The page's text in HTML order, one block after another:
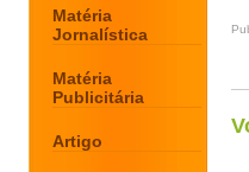
Matéria
Jornalística
Matéria
Publicitária
Artigo